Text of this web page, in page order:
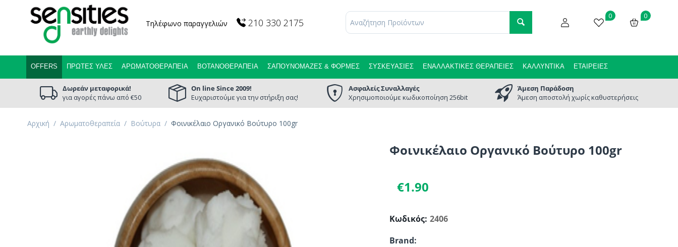
Τηλέφωνο παραγγελιών 210 330 2175
0
0
OFFERS ΠΡΏΤΕΣ ΎΛΕΣ ΑΡΩΜΑΤΟΘΕΡΑΠΕΊΑ ΒΟΤΑΝΟΘΕΡΑΠΕΊΑ ΣΑΠΟΥΝΌΜΑΖΕΣ & ΦΌΡΜΕΣ ΣΥΣΚΕΥΑΣΊΕΣ ΕΝΑΛΛΑΚΤΙΚΈΣ ΘΕΡΑΠΕΊΕΣ ΚΑΛΛΥΝΤΙΚΆ ΕΤΑΙΡΕΊΕΣ
Δωρεάν μεταφορικά!
για αγορές πάνω από €50
On line Since 2009!
Ευχαριστούμε για την στήριξη σας!
Ασφαλείς Συναλλαγές
Χρησιμοποιούμε κωδικοποίηση 256bit
Άμεση Παράδοση
Άμεση αποστολή χωρίς καθυστερήσεις
Αρχική / Αρωματοθεραπεία / Βούτυρα / Φοινικέλαιο Οργανικό Βούτυρο 100gr
Φοινικέλαιο Οργανικό Βούτυρο 100gr
Brand:
€1.90
Κωδικός: 2406